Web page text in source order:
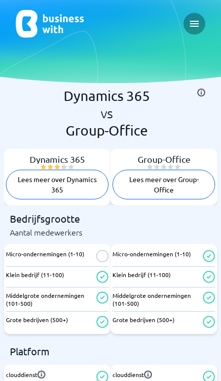
Open
Dynamics 365
vs
Group-Office
Dynamics 365
Lees meer over Dynamics
365
Group-Office
Lees meer over Group-
Office
Bedrijfsgrootte
Aantal medewerkers
Micro-ondernemingen (1-10)
Klein bedrijf (11-100)
Middelgrote ondernemingen
(101-500)
Grote bedrijven (500+)
Micro-ondernemingen (1-10)
Klein bedrijf (11-100)
Middelgrote ondernemingen
(101-500)
Grote bedrijven (500+)
Platform
clouddienst clouddienst